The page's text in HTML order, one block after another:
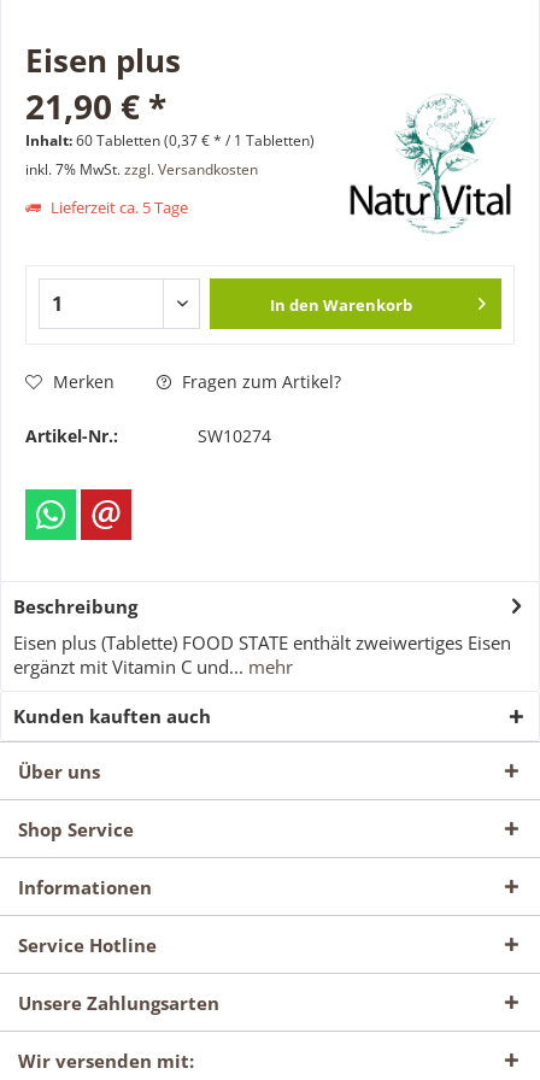
Eisen plus
21,90 € *
Inhalt:60 Tabletten (0,37 € * / 1 Tabletten)
inkl. 7% MwSt.zzgl. Versandkosten
Lieferzeit ca. 5 Tage
In den Warenkorb
Merken Fragen zum Artikel?
Artikel-Nr.: SW10274
Beschreibung
Eisen plus (Tablette) FOOD STATE enthält zweiwertiges Eisen
ergänzt mit Vitamin C und... mehr
Kunden kauften auch
Über uns
Shop Service
Informationen
Service Hotline
Unsere Zahlungsarten
Wir versenden mit: